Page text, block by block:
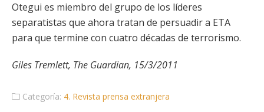
Otegui es miembro del grupo de los líderes
separatistas que ahora tratan de persuadir a ETA
para que termine con cuatro décadas de terrorismo.
Giles Tremlett, The Guardian, 15/3/2011
Categoría: 4. Revista prensa extranjera